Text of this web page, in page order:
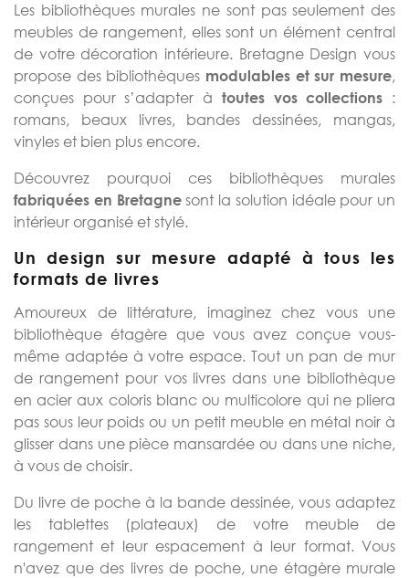
Les bibliothèques murales ne sont pas seulement des
meubles de rangement, elles sont un élément central
de votre décoration intérieure. Bretagne Design vous
propose des bibliothèques modulables et sur mesure,
conçues pour s’adapter à toutes vos collections :
romans, beaux livres, bandes dessinées, mangas,
vinyles et bien plus encore.
Découvrez pourquoi ces bibliothèques murales
fabriquées en Bretagnesont la solution idéale pour un
intérieur organisé et stylé.
Un design sur mesure adapté à tous les
formats de livres
Amoureux de littérature, imaginez chez vous une
bibliothèque étagère que vous avez conçue vous-
même adaptée à votre espace. Tout un pan de mur
de rangement pour vos livres dans une bibliothèque
en acier aux coloris blanc ou multicolore qui ne pliera
pas sous leur poids ou un petit meuble en métal noir à
glisser dans une pièce mansardée ou dans une niche,
à vous de choisir.
Du livre de poche à la bande dessinée, vous adaptez
les tablettes (plateaux) de votre meuble de
rangement et leur espacement à leur format. Vous
n'avez que des livres de poche, une étagère murale